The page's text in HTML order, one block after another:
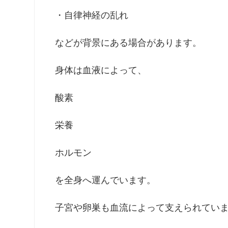
・自律神経の乱れ
などが背景にある場合があります。
身体は血液によって、
酸素
栄養
ホルモン
を全身へ運んでいます。
子宮や卵巣も血流によって支えられてい